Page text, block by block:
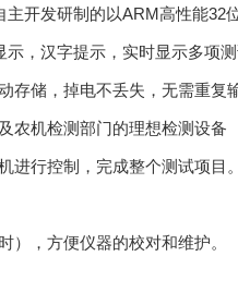
主开发研制的以ARM高性能32
示，汉字提示，实时显示多项
存储，掉电不丢失，无需重复
农机检测部门的理想检测设备
进行控制，完成整个测试项目
），方便仪器的校对和维护。